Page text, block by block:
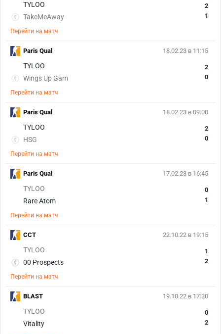
TYLOO
TakeMeAway
2
1
Перейти на матч
18.02.23 в 11:15
TYLOO
Wings Up Gam
2
0
Перейти на матч
Paris Qual
18.02.23 в 09:00
TYLOO
HSG
2
0
Перейти на матч
Paris Qual
17.02.23 в 16:45
TYLOO
Rare Atom
0
1
Перейти на матч
Paris Qual
22.10.22 в 19:15
TYLOO
00 Prospects
1
2
Перейти на матч
CCT
19.10.22 в 17:30
TYLOO
Vitality
0
2
BLAST